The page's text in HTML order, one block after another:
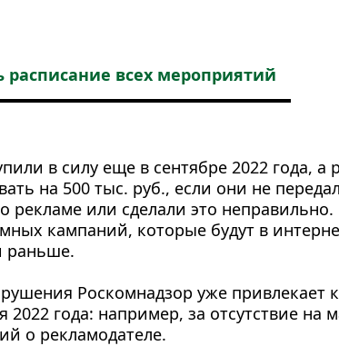
расписание всех мероприятий
в силу еще в сентябре 2022 года, а
на 500 тыс. руб., если они не
или сделали это
кампаний, которые будут в
раньше.
Роскомнадзор уже привлекает к
2022 года: например, за отсутствие на
о рекламодателе.